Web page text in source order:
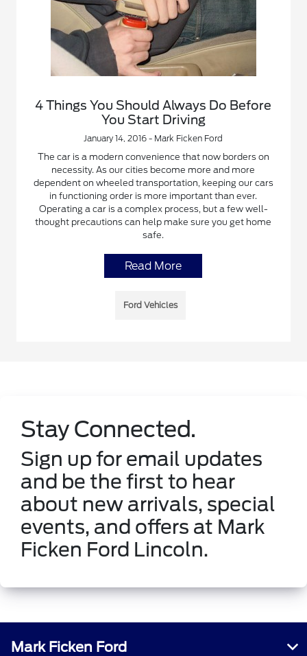
4 Things You Should Always Do Before
You Start Driving
January 14, 2016 - Mark Ficken Ford
The car is a modern convenience that now borders on
necessity. As our cities become more and more
dependent on wheeled transportation, keeping our cars
in functioning order is more important than ever.
Operating a car is a complex process, but a few well-
thought precautions can help make sure you get home
safe.
Read More
Ford Vehicles
Stay Connected.
Sign up for email updates
and be the first to hear
about new arrivals, special
events, and offers at Mark
Ficken Ford Lincoln.
Mark Ficken Ford